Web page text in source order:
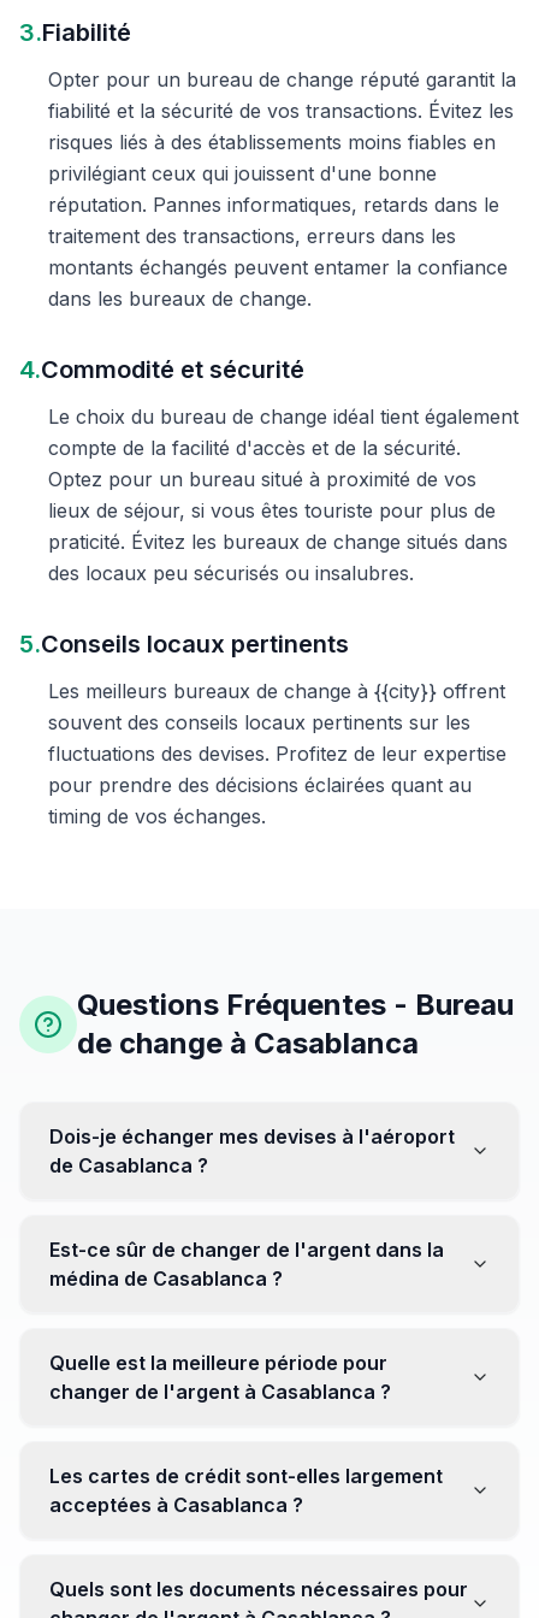
3.Fiabilité
Opter pour un bureau de change réputé garantit la
fiabilité et la sécurité de vos transactions. Évitez les
risques liés à des établissements moins fiables en
privilégiant ceux qui jouissent d'une bonne
réputation. Pannes informatiques, retards dans le
traitement des transactions, erreurs dans les
montants échangés peuvent entamer la confiance
dans les bureaux de change.
4.Commodité et sécurité
Le choix du bureau de change idéal tient également
compte de la facilité d'accès et de la sécurité.
Optez pour un bureau situé à proximité de vos
lieux de séjour, si vous êtes touriste pour plus de
praticité. Évitez les bureaux de change situés dans
des locaux peu sécurisés ou insalubres.
5.Conseils locaux pertinents
Les meilleurs bureaux de change à {{city}} offrent
souvent des conseils locaux pertinents sur les
fluctuations des devises. Profitez de leur expertise
pour prendre des décisions éclairées quant au
timing de vos échanges.
Questions Fréquentes - Bureau
de change à Casablanca
Dois-je échanger mes devises à l'aéroport
de Casablanca ?
être moins avantageux. Orientez-vous plutôt vers les
bureaux de change en ville pour obtenir de meilleurs
Est-ce sûr de changer de l'argent dans la
médina de Casablanca ?
établissements réputés pour éviter les surprises.
Quelle est la meilleure période pour
changer de l'argent à Casablanca ?
soyez attentif aux fluctuations pour maximiser la valeur
de vos devises.
Les cartes de crédit sont-elles largement
acceptées à Casablanca ?
Cependant, avoir un peu de monnaie locale peut être
Quels sont les documents nécessaires pour